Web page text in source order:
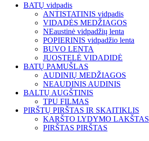
BATŲ vidpadis
ANTISTATINIS vidpadis
VIDADĖS MEDŽIAGOS
NEaustinė vidpadžių lenta
POPIERINIS vidpadžio lenta
BUVO LENTA
JUOSTELĖ VIDADIDĖ
BATŲ PAMUŠLAS
AUDINIŲ MEDŽIAGOS
NEAUDINIS AUDINIS
BALTŲ AUGŠTINIS
TPU FILMAS
PIRŠTŲ PIRŠTAS IR SKAITIKLIS
KARŠTO LYDYMO LAKŠTAS
PIRŠTAS PIRŠTAS